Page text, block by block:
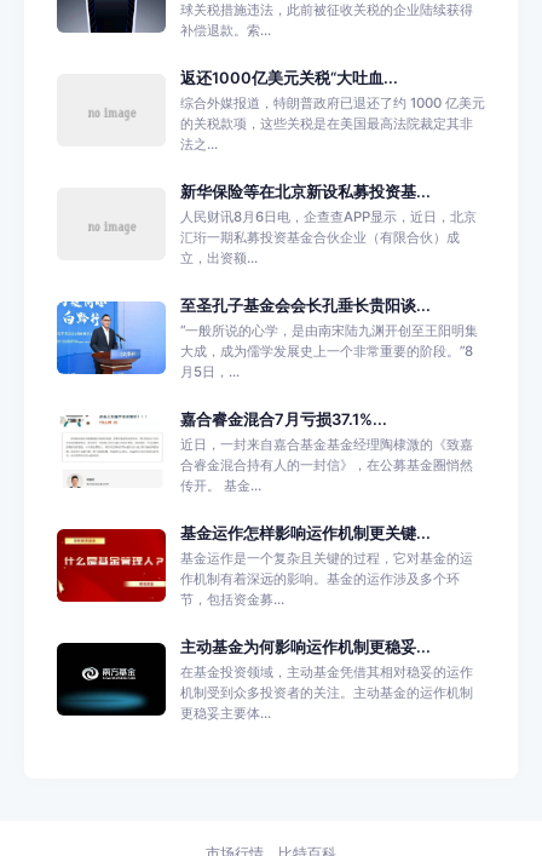
球关税措施违法，此前被征收关税的企业陆续获得
补偿退款。索...
返还1000亿美元关税“大吐血...
综合外媒报道，特朗普政府已退还了约 1000 亿美元
的关税款项，这些关税是在美国最高法院裁定其非
法之...
新华保险等在北京新设私募投资基...
人民财讯8月6日电，企查查APP显示，近日，北京
汇珩一期私募投资基金合伙企业（有限合伙）成
立，出资额...
至圣孔子基金会会长孔垂长贵阳谈...
“一般所说的心学，是由南宋陆九渊开创至王阳明集
大成，成为儒学发展史上一个非常重要的阶段。”8
月5日，...
嘉合睿金混合7月亏损37.1%...
近日，一封来自嘉合基金基金经理陶棣溦的《致嘉
合睿金混合持有人的一封信》，在公募基金圈悄然
传开。 基金...
基金运作怎样影响运作机制更关键...
基金运作是一个复杂且关键的过程，它对基金的运
作机制有着深远的影响。基金的运作涉及多个环
节，包括资金募...
主动基金为何影响运作机制更稳妥...
在基金投资领域，主动基金凭借其相对稳妥的运作
机制受到众多投资者的关注。主动基金的运作机制
更稳妥主要体...